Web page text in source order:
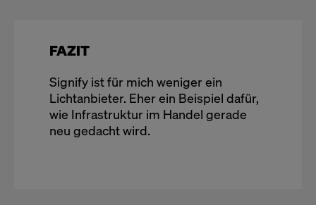
FAZIT
Signify ist für mich weniger ein
Lichtanbieter. Eher ein Beispiel dafür,
wie Infrastruktur im Handel gerade
neu gedacht wird.